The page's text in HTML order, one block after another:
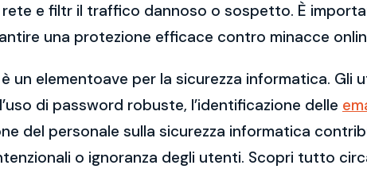
e filtr il traffico dannoso o sospetto. È
una protezione efficace contro minacce
un elementoave per la sicurezza informatica. Gli
di password robuste, l’identificazione delle
del personale sulla sicurezza informatica
o ignoranza degli utenti. Scopri tutto